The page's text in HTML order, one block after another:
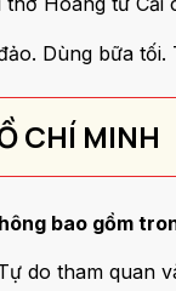
Dùng bữa tối.
CHÍ MINH
bao gồm
do tham quan